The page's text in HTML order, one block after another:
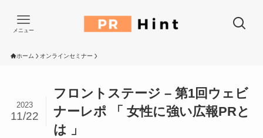
メニュー
ホーム オンラインセミナー
フロントステージ – 第1回ウェビ
ナーレポ 「 女性に強い広報PRと
は 」
2023
11/22